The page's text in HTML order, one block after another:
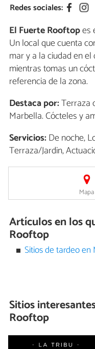
Redes sociales:
El Fuerte Rooftopes
Un local que cuenta
mar y a la ciudad en
mientras tomas un
referencia de la zona.
Destaca por:Terraza
Marbella. Cócteles y
Servicios:De noche,
Terraza/Jardin,
Mapa
Artículos en los
Rooftop
Sitios de tardeo en
Sitios
Rooftop